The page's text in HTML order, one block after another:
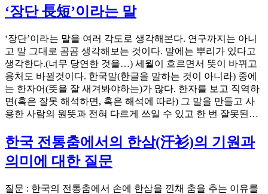
‘장단 長短’이라는 말
‘장단’이라는 말을 여러 각도로 생각해본다. 연구까지는 아니
고 말 그대로 곰곰 생각해보는 것이다. 말에는 뿌리가 있다고
생각한다.(너무 당연한 것을…) 세월이 흐르면서 뜻이 바뀌고
용처도 바뀔것이다. 한국말(한글을 말하는 것이 아니라) 중에
는 한자어(뜻을 잘 새겨봐야하는)가 많다. 한자를 보고 직역하
면(혹은 잘못 해석하면, 혹은 해석에 따라) 그 말을 만들고 사
용한 사람의 원뜻과 전혀 다르게 쓰일 수 있고 한 번 잘못된…
한국 전통춤에서의 한삼(汗衫)의 기원과
의미에 대한 질문
질문 : 한국의 전통춤에서 손에 한삼을 낀채 춤을 추는 이유를